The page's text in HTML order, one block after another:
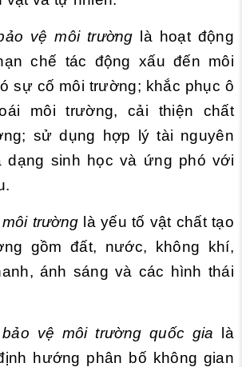
vệ môi trường là hoạt động
chế tác động xấu đến môi
sự cố môi trường; khắc phục ô
môi trường, cải thiện chất
sử dụng hợp lý tài nguyên
dạng sinh học và ứng phó với
trường là yếu tố vật chất tạo
gồm đất, nước, không khí,
ánh sáng và các hình thái
vệ môi trường quốc gia là
hướng phân bố không gian